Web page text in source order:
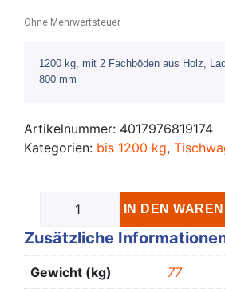
Ohne Mehrwertsteuer
1200 kg, mit 2 Fachböden aus Holz,
800 mm
Artikelnummer: 4017976819174
Kategorien: bis 1200 kg,
IN DEN
Zusätzliche
Gewicht (kg) 77